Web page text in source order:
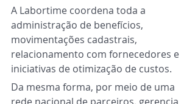
A Labortime coordena toda a
administração de benefícios,
movimentações cadastrais,
relacionamento com fornecedores e
iniciativas de otimização de custos.
Da mesma forma, por meio de uma